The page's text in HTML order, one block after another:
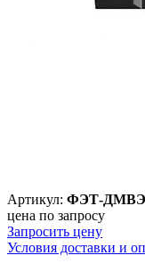
Артикул: ФЭТ-
цена по запросу
Запросить цену
Условия доставки и